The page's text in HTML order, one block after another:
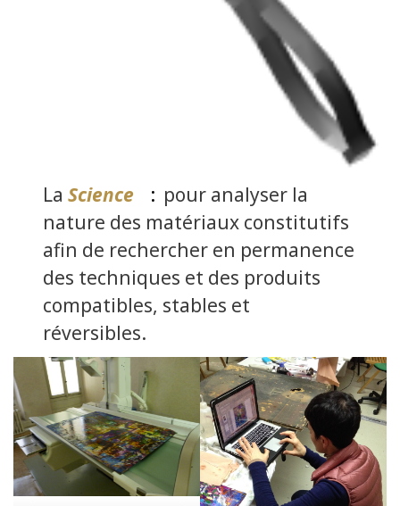
LaScience : pour analyser la
nature des matériaux constitutifs
afin de rechercher en permanence
des techniques et des produits
compatibles, stables et
réversibles.